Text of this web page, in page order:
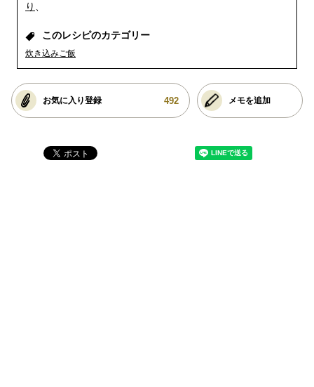
り
このレシピのカテゴリー
炊き込みご飯
お気に入り登録 492 メモを追加